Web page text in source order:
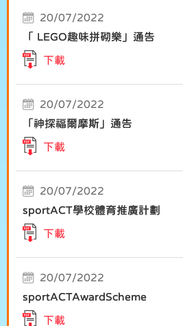
20/07/2022
「 LEGO趣味拼砌樂」通告
下載
20/07/2022
「神探福爾摩斯」通告
下載
20/07/2022
sportACT學校體育推廣計劃
下載
20/07/2022
sportACTAwardScheme
下載